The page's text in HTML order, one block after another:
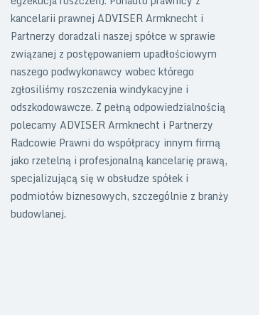
kancelarii prawnej ADVISER Armknecht i
Partnerzy doradzali naszej spółce w sprawie
związanej z postępowaniem upadłościowym
naszego podwykonawcy wobec którego
zgłosiliśmy roszczenia windykacyjne i
odszkodowawcze. Z pełną odpowiedzialnością
polecamy ADVISER Armknecht i Partnerzy
Radcowie Prawni do współpracy innym firmą
jako rzetelną i profesjonalną kancelarię prawą,
specjalizującą się w obsłudze spółek i
podmiotów biznesowych, szczególnie z branży
budowlanej.